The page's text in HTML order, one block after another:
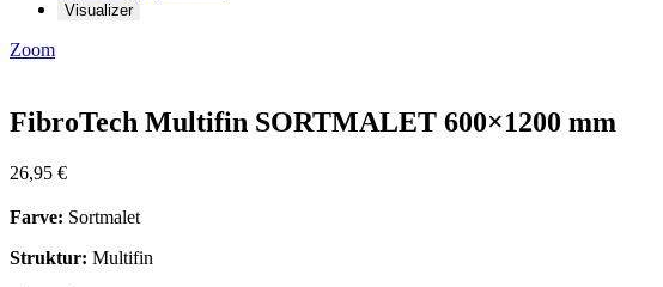
Visualizer
Zoom
FibroTech Multifin SORTMALET 600×1200 mm
26,95 €
Farve: Sortmalet
Struktur: Multifin